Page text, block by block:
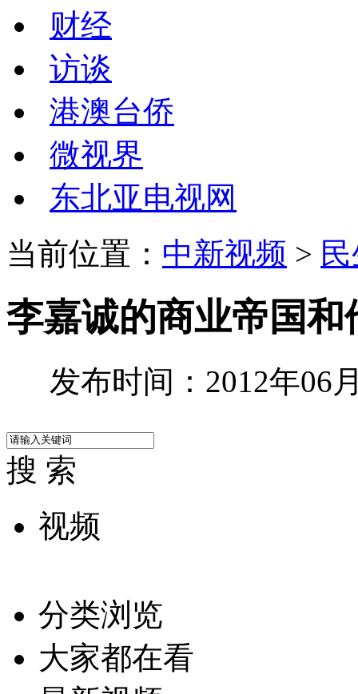
财经
访谈
港澳台侨
微视界
东北亚电视网
当前位置： 中新视频 >
李嘉诚的商业帝国和
发布时间：2012年06
搜 索
视频
分类浏览
大家都在看